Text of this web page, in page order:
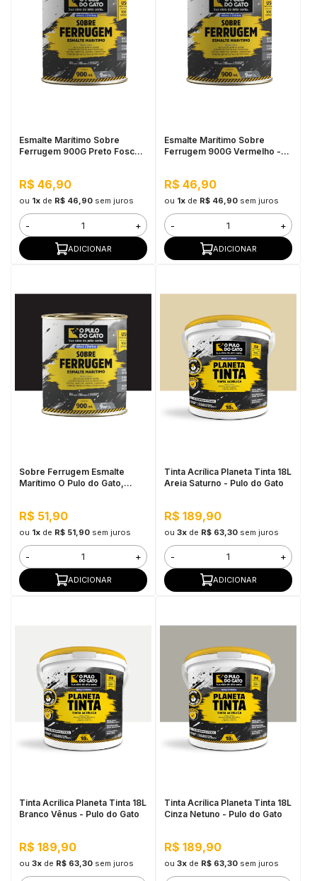
Esmalte Marítimo Sobre
Ferrugem 900G Preto Fosco -
R$ 46,90
ou 1xde R$ 46,90 sem juros
- +
ADICIONAR
Esmalte Marítimo Sobre
Ferrugem 900G Vermelho -
R$ 46,90
ou 1xde R$ 46,90 sem juros
- +
ADICIONAR
Sobre Ferrugem Esmalte
Marítimo O Pulo do Gato,
R$ 51,90
ou 1xde R$ 51,90 sem juros
- +
ADICIONAR
Tinta Acrílica Planeta Tinta 18L
Areia Saturno - Pulo do Gato
R$ 189,90
ou 3xde R$ 63,30 sem juros
- +
ADICIONAR
Tinta Acrílica Planeta Tinta 18L
Branco Vênus - Pulo do Gato
R$ 189,90
ou 3xde R$ 63,30 sem juros
Tinta Acrílica Planeta Tinta 18L
Cinza Netuno - Pulo do Gato
R$ 189,90
ou 3xde R$ 63,30 sem juros